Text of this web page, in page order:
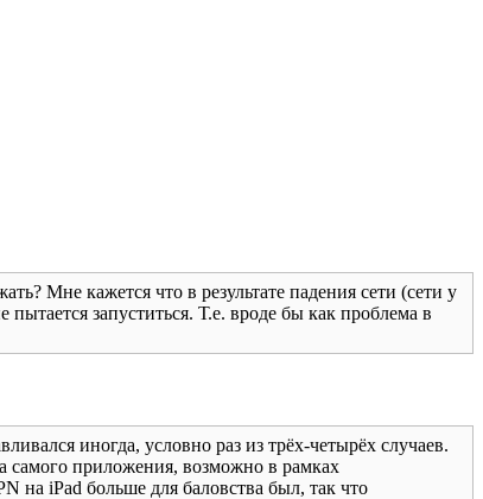
Мне кажется что в результате падения сети (сети у
запуститься. Т.е. вроде бы как проблема в
иногда, условно раз из трёх-четырёх случаев.
самого приложения, возможно в рамках
на iPad больше для баловства был, так что